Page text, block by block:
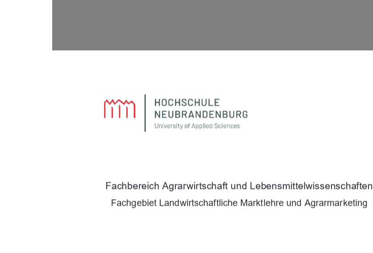
Fachbereich Agrarwirtschaft und Lebensmittelwissenschaften
Fachgebiet Landwirtschaftliche Marktlehre und Agrarmarketing